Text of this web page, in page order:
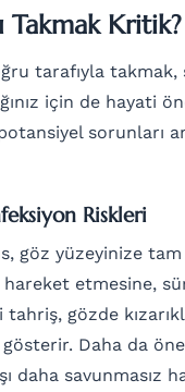
Kritik?
tarafıyla
için de hayati
sorunları
Riskleri
göz yüzeyinize
etmesine,
gözde
Daha da
daha savunmasız